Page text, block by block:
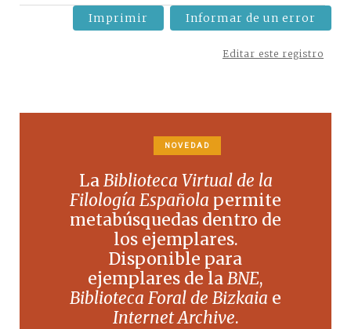
Imprimir Informar de un error
Editar este registro
NOVEDAD
LaBiblioteca Virtual de la
Filología Española permite
metabúsquedas dentro de
los ejemplares.
Disponible para
ejemplares de laBNE,
Biblioteca Foral de Bizkaia e
Internet Archive.